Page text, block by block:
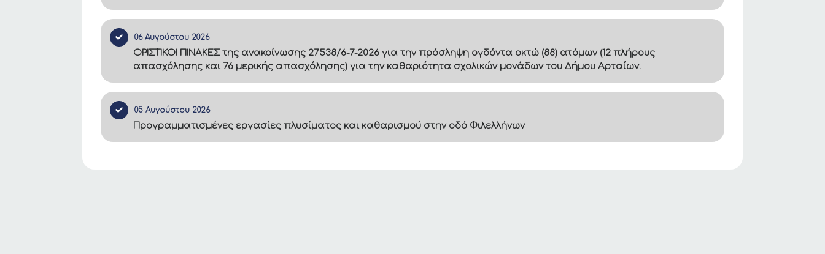
06 Αυγούστου 2026
ΟΡΙΣΤΙΚΟΙ ΠΙΝΑΚΕΣ της ανακοίνωσης 27538/6-7-2026 για την πρόσληψη ογδόντα οκτώ (88) ατόμων (12 πλήρους
απασχόλησης και 76 μερικής απασχόλησης) για την καθαριότητα σχολικών μονάδων του Δήμου Αρταίων.
05 Αυγούστου 2026
Προγραμματισμένες εργασίες πλυσίματος και καθαρισμού στην οδό Φιλελλήνων